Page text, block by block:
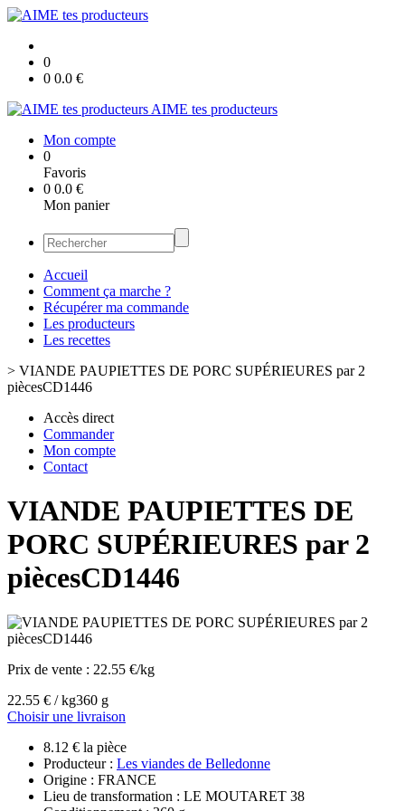
0
0 0.0 €
AIME tes producteurs
Mon compte
0
Favoris
0 0.0 €
Mon panier
Accueil
Comment ça marche ?
Récupérer ma commande
Les producteurs
Les recettes
> VIANDE PAUPIETTES DE PORC SUPÉRIEURES par 2
piècesCD1446
Accès direct
Commander
Mon compte
Contact
VIANDE PAUPIETTES DE
PORC SUPÉRIEURES par 2
piècesCD1446
Prix de vente : 22.55 €/kg
22.55 € / kg360 g
Choisir une livraison
8.12 € la pièce
Producteur : Les viandes de Belledonne
Origine : FRANCE
Lieu de transformation : LE MOUTARET 38